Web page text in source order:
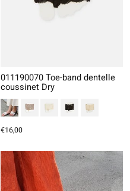
011190070 Toe-band dentelle
coussinet Dry
€16,00